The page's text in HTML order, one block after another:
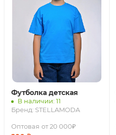
Футболка детская
В наличии: 11
Бренд: STELLAMODA
Оптовая от 20 000₽